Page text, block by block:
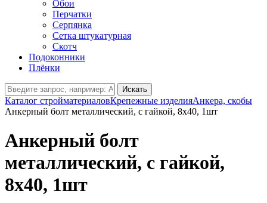
Обои
Перчатки
Серпянка
Сетка штукатурная
Скотч
Подоконники
Плёнки
Искать
Каталог стройматериаловКрепежные изделияАнкера, скобы
Анкерный болт металлический, с гайкой, 8х40, 1шт
Анкерный болт
металлический, с гайкой,
8х40, 1шт